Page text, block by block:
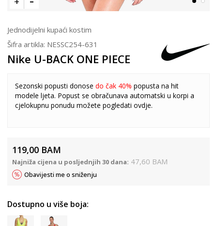
Jednodijelni kupaći kostim
Šifra artikla: NESSC254-631
Nike U-BACK ONE PIECE
Sezonski popusti donose do čak 40% popusta na hit
modele ljeta. Popust se obračunava automatski u korpi a
cjelokupnu ponudu možete pogledati ovdje.
119,00 BAM
Najniža cijena u posljednjih 30 dana: 47,60 BAM
Obavijesti me o sniženju
Dostupno u više boja: